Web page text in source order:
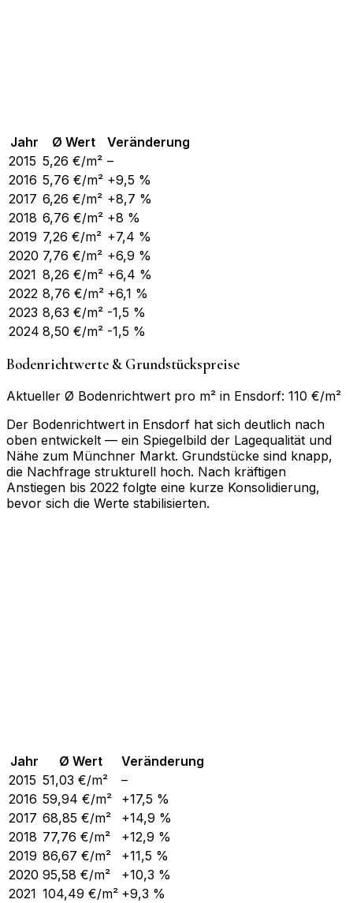
Jahr Ø Wert
Veränderung
2015 5,26 €/m² –
2016 5,76 €/m² +9,5 %
2017 6,26 €/m² +8,7 %
2018 6,76 €/m² +8 %
2019 7,26 €/m² +7,4 %
2020 7,76 €/m² +6,9 %
2021 8,26 €/m² +6,4 %
2022 8,76 €/m² +6,1 %
2023 8,63 €/m² -1,5 %
2024 8,50 €/m² -1,5 %
Bodenrichtwerte & Grundstückspreise
Aktueller Ø Bodenrichtwert pro m² in Ensdorf: 110 €/m²
Der Bodenrichtwert in Ensdorf hat sich deutlich nach
oben entwickelt — ein Spiegelbild der Lagequalität und
Nähe zum Münchner Markt. Grundstücke sind knapp,
die Nachfrage strukturell hoch. Nach kräftigen
Anstiegen bis 2022 folgte eine kurze Konsolidierung,
bevor sich die Werte stabilisierten.
Jahr Ø Wert
Veränderung
2015 51,03 €/m²
–
2016 59,94 €/m²
+17,5 %
2017 68,85 €/m²
+14,9 %
2018 77,76 €/m²
+12,9 %
2019 86,67 €/m²
+11,5 %
2020 95,58 €/m²
+10,3 %
2021 104,49 €/m² +9,3 %